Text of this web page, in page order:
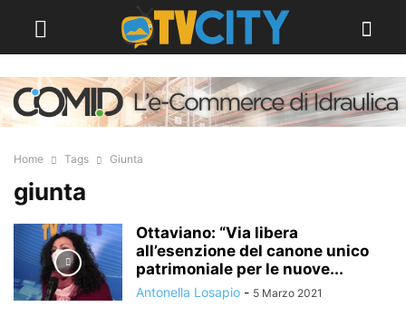
Home Tags Giunta
giunta
Ottaviano: “Via libera
all’esenzione del canone unico
patrimoniale per le nuove...
Antonella Losapio - 5 Marzo 2021